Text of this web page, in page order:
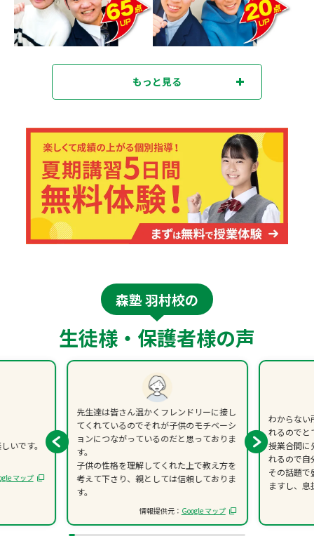
もっと見る
森塾 羽村校の
生徒様・保護者様の声
いです。
マップ
先生達は皆さん温かくフレンドリーに接し
てくれているのでそれが子供のモチベーシ
ョンにつながっているのだと思っておりま
す。
子供の性格を理解してくれた上で教え方を
考えて下さり、親としては信頼しておりま
す。
情報提供元： Google マップ
わからない
れるのでと
授業合間に
れるので自
その話題で
ますし、息